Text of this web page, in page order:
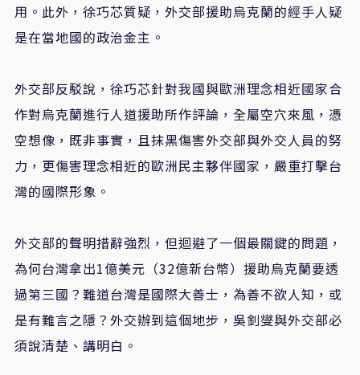
用。此外，徐巧芯質疑，外交部援助烏克蘭的經手人疑
是在當地國的政治金主。
外交部反駁說，徐巧芯針對我國與歐洲理念相近國家合
作對烏克蘭進行人道援助所作評論，全屬空穴來風，憑
空想像，既非事實，且抹黑傷害外交部與外交人員的努
力，更傷害理念相近的歐洲民主夥伴國家，嚴重打擊台
灣的國際形象。
外交部的聲明措辭強烈，但迴避了一個最關鍵的問題，
為何台灣拿出1億美元（32億新台幣）援助烏克蘭要透
過第三國？難道台灣是國際大善士，為善不欲人知，或
是有難言之隱？外交辦到這個地步，吳釗燮與外交部必
須說清楚、講明白。